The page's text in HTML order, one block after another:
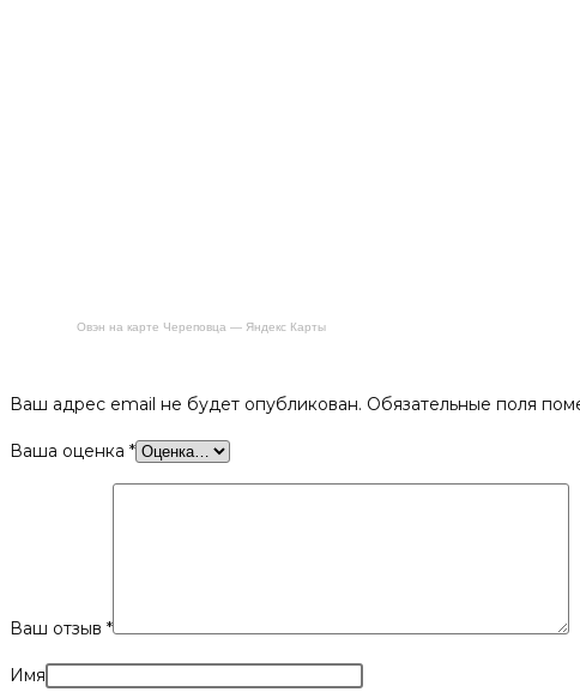
Овэн на карте Череповца — Яндекс Карты
Ваш адрес email не будет опубликован. Обязательные поля
Ваша оценка *
Ваш отзыв *
Имя